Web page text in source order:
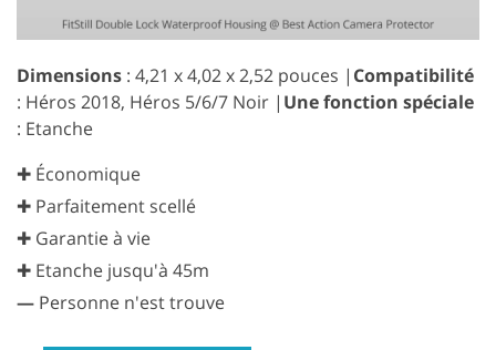
Dimensions : 4,21 x 4,02 x 2,52 pouces | Compatibilité
: Héros 2018, Héros 5/6/7 Noir | Une fonction spéciale
: Etanche
✚ Économique
✚ Parfaitement scellé
✚ Garantie à vie
✚ Etanche jusqu'à 45m
— Personne n'est trouve